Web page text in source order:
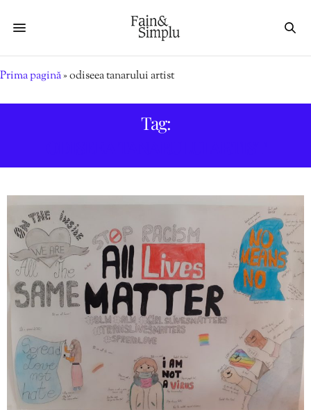
Prima pagină»odiseea tanarului artist
Tag: